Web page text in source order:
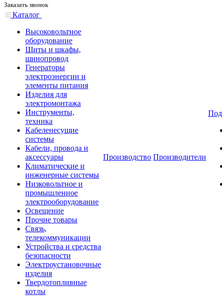
Заказать звонок
Каталог
Высоковольтное
оборудование
Щиты и шкафы,
шинопровод
Генераторы
электроэнергии и
элементы питания
Изделия для
электромонтажа
Инструменты,
техника
Кабеленесущие
системы
Кабели, провода и
аксессуары
Климатические и
инженерные системы
Низковольтное и
промышленное
электрооборудование
Освещение
Прочие товары
Связь,
телекоммуникации
Устройства и средства
безопасности
Электроустановочные
изделия
Твердотопливные
котлы
Производство Производители